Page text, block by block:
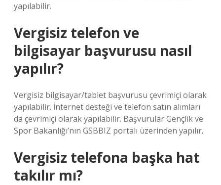
yapılabilir.
Vergisiz telefon ve
bilgisayar başvurusu nasıl
yapılır?
Vergisiz bilgisayar/tablet başvurusu çevrimiçi olarak
yapılabilir. İnternet desteği ve telefon satın alımları
da çevrimiçi olarak yapılabilir. Başvurular Gençlik ve
Spor Bakanlığı’nın GSBBIZ portalı üzerinden yapılır.
Vergisiz telefona başka hat
takılır mı?